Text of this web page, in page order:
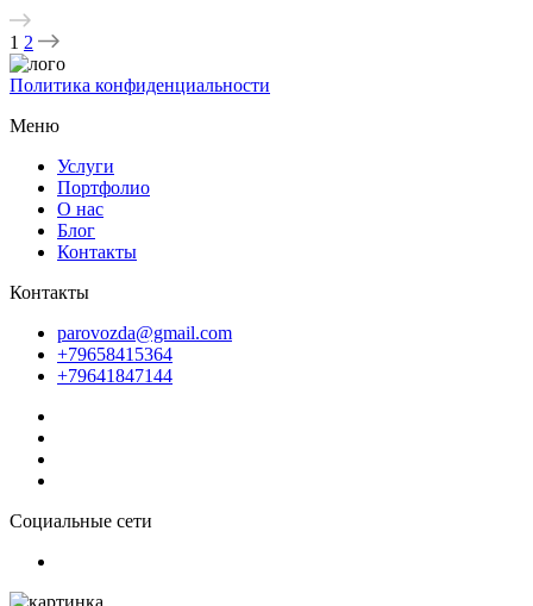
1 2
Политика конфиденциальности
Меню
Услуги
Портфолио
О нас
Блог
Контакты
Контакты
parovozda@gmail.com
+79658415364
+79641847144
Социальные сети